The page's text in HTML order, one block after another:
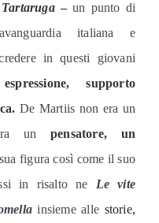
– un punto di
italiana e
in questi giovani
supporto
De Martiis non era un
era unpensatore, un
figura così come il suo
in risalto ne Le vite
insieme alle storie,